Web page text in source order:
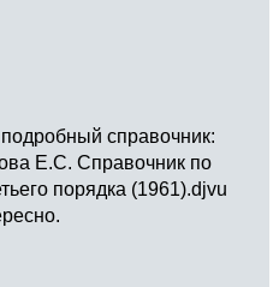
справочник:
Е.С. Справочник по
порядка (1961).djvu